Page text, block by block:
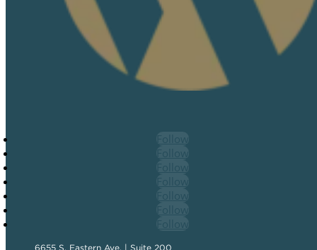
6655 S. Eastern Ave. | Suite 200